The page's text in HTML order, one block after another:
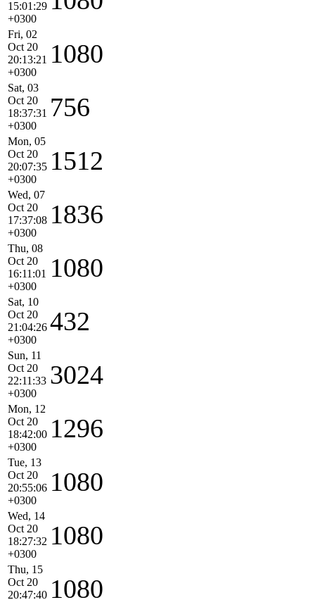
15:01:29
+0300
Fri, 02
Oct 20
20:13:21
+0300
1080
Sat, 03
Oct 20
18:37:31
+0300
756
Mon, 05
Oct 20
20:07:35
+0300
1512
Wed, 07
Oct 20
17:37:08
+0300
1836
Thu, 08
Oct 20
16:11:01
+0300
1080
Sat, 10
Oct 20
21:04:26
+0300
432
Sun, 11
Oct 20
22:11:33
+0300
3024
Mon, 12
Oct 20
18:42:00
+0300
1296
Tue, 13
Oct 20
20:55:06
+0300
1080
Wed, 14
Oct 20
18:27:32
+0300
1080
Thu, 15
Oct 20
20:47:40 1080